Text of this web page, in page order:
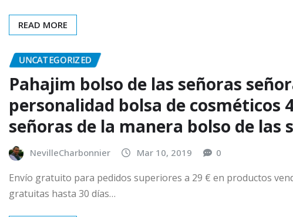
READ MORE
UNCATEGORIZED
Pahajim bolso de las señoras
personalidad bolsa de cosméticos
señoras de la manera bolso de las
NevilleCharbonnier Mar 10, 2019 0
Envío gratuito para pedidos superiores a 29 € en productos
gratuitas hasta 30 días…